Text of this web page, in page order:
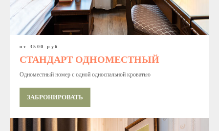
от 3500 руб
СТАНДАРТ ОДНОМЕСТНЫЙ
Одноместный номер с одной односпальной кроватью
ЗАБРОНИРОВАТЬ